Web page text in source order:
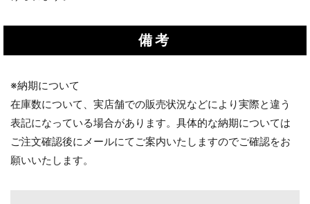
備考
※納期について
在庫数について、実店舗での販売状況などにより実際と違う
表記になっている場合があります。具体的な納期については
ご注文確認後にメールにてご案内いたしますのでご確認をお
願いいたします。